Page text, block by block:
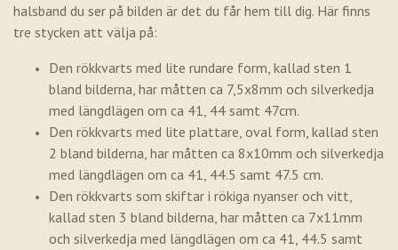
halsband du ser på bilden är det du får hem till dig. Här finns
tre stycken att välja på:
Den rökkvarts med lite rundare form, kallad sten 1
bland bilderna, har måtten ca 7,5x8mm och silverkedja
med längdlägen om ca 41, 44 samt 47cm.
Den rökkvarts med lite plattare, oval form, kallad sten
2 bland bilderna, har måtten ca 8x10mm och silverkedja
med längdlägen om ca 41, 44.5 samt 47.5 cm.
Den rökkvarts som skiftar i rökiga nyanser och vitt,
kallad sten 3 bland bilderna, har måtten ca 7x11mm
och silverkedja med längdlägen om ca 41, 44.5 samt